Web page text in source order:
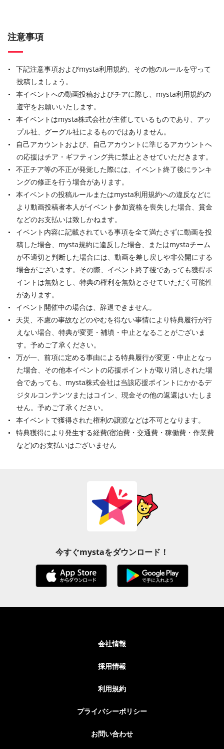
注意事項
下記注意事項およびmysta利用規約、その他のルールを守って
投稿しましょう。
本イベントへの動画投稿およびチアに際し、mysta利用規約の
遵守をお願いいたします。
本イベントはmysta株式会社が主催しているものであり、アッ
プル社、グーグル社によるものではありません。
自己アカウントおよび、自己アカウントに準じるアカウントへ
の応援はチア・ギフティング共に禁止とさせていただきます。
不正チア等の不正が発覚した際には、イベント終了後にランキ
ングの修正を行う場合があります。
本イベントの投稿ルールまたはmysta利用規約への違反などに
より動画投稿者本人がイベント参加資格を喪失した場合、賞金
などのお支払いは致しかねます。
イベント内容に記載されている事項を全て満たさずに動画を投
稿した場合、mysta規約に違反した場合、またはmystaチーム
が不適切と判断した場合には、動画を差し戻しや非公開にする
場合がございます。その際、イベント終了後であっても獲得ポ
イントは無効とし、特典の権利を無効とさせていただく可能性
があります。
イベント開催中の場合は、辞退できません。
天災、不慮の事故などのやむを得ない事情により特典履行が行
えない場合、特典が変更・補填・中止となることがございま
す。予めご了承ください。
万が一、前項に定める事由による特典履行が変更・中止となっ
た場合、その他本イベントの応援ポイントが取り消しされた場
合であっても、mysta株式会社は当該応援ポイントにかかるデ
ジタルコンテンツまたはコイン、現金その他の返還はいたしま
せん。予めご了承ください。
本イベントで獲得された権利の譲渡などは不可となります。
特典獲得により発生する経費(宿泊費・交通費・稼働費・作業費
など)のお支払いはございません
今すぐmystaをダウンロード！
会社情報
採用情報
利用規約
プライバシーポリシー
お問い合わせ